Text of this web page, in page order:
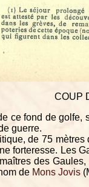
COUP
ce fond de golfe,
guerre.
de 75
forteresse. Les
des
de Mons Jovis